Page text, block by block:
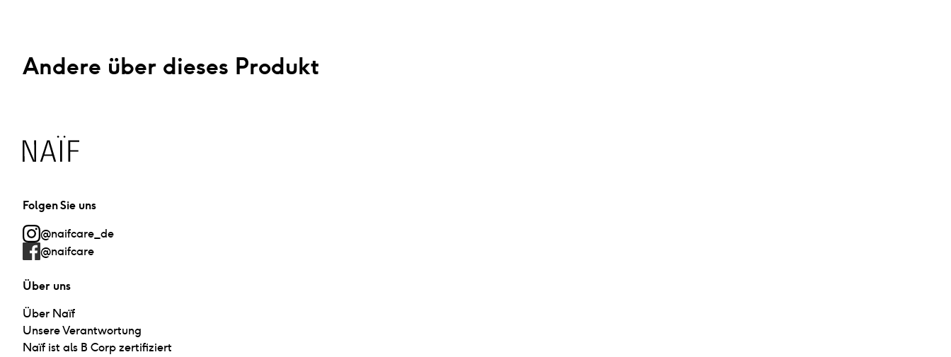
Andere über dieses Produkt
Naïf
Folgen Sie uns
@naifcare_de
@naifcare
Über uns
Über Naïf
Unsere Verantwortung
Naïf ist als B Corp zertifiziert